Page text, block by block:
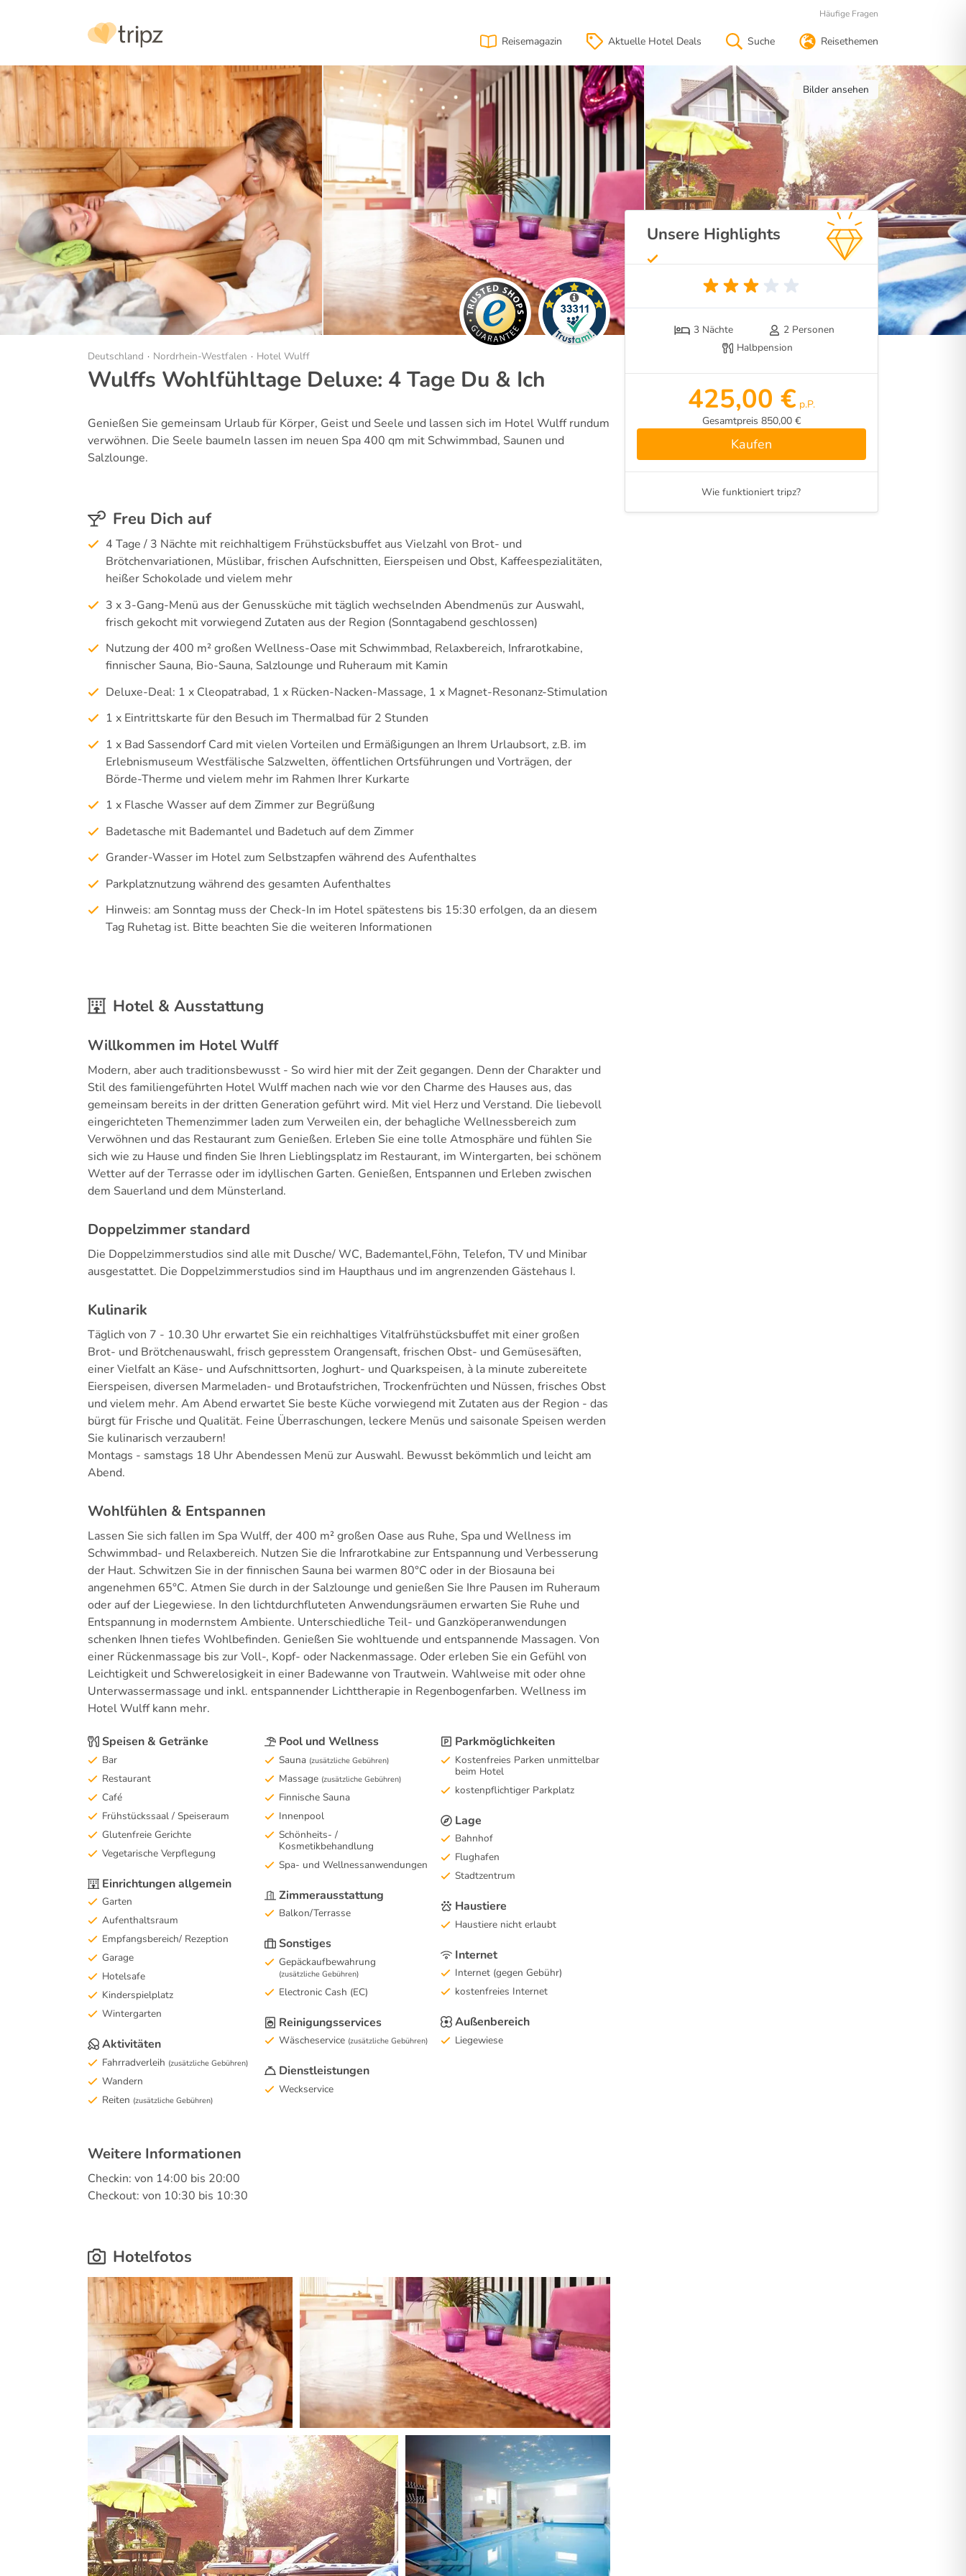
Reisemagazin Aktuelle Hotel Deals Suche Reisethemen
Häufige Fragen
Bilder ansehen
Hotel& Ausstattung Bilder Urlaubsregion Lage & Anfahrt
Deutschland Nordrhein-Westfalen Hotel Wulff
Wulffs Wohlfühltage Deluxe: 4 Tage Du & Ich
Genießen Sie gemeinsam Urlaub für Körper, Geist und Seele und lassen sich im Hotel Wulff rundum
verwöhnen. Die Seele baumeln lassen im neuen Spa 400 qm mit Schwimmbad, Saunen und
Salzlounge.
Freu Dich auf
4 Tage / 3 Nächte mit reichhaltigem Frühstücksbuffet aus Vielzahl von Brot- und
Brötchenvariationen, Müslibar, frischen Aufschnitten, Eierspeisen und Obst, Kaffeespezialitäten,
heißer Schokolade und vielem mehr
3 x 3-Gang-Menü aus der Genussküche mit täglich wechselnden Abendmenüs zur Auswahl,
frisch gekocht mit vorwiegend Zutaten aus der Region (Sonntagabend geschlossen)
Nutzung der 400 m² großen Wellness-Oase mit Schwimmbad, Relaxbereich, Infrarotkabine,
finnischer Sauna, Bio-Sauna, Salzlounge und Ruheraum mit Kamin
Deluxe-Deal: 1 x Cleopatrabad, 1 x Rücken-Nacken-Massage, 1 x Magnet-Resonanz-Stimulation
1 x Eintrittskarte für den Besuch im Thermalbad für 2 Stunden
1 x Bad Sassendorf Card mit vielen Vorteilen und Ermäßigungen an Ihrem Urlaubsort, z.B. im
Erlebnismuseum Westfälische Salzwelten, öffentlichen Ortsführungen und Vorträgen, der
Börde-Therme und vielem mehr im Rahmen Ihrer Kurkarte
1 x Flasche Wasser auf dem Zimmer zur Begrüßung
Badetasche mit Bademantel und Badetuch auf dem Zimmer
Grander-Wasser im Hotel zum Selbstzapfen während des Aufenthaltes
Parkplatznutzung während des gesamten Aufenthaltes
Hinweis: am Sonntag muss der Check-In im Hotel spätestens bis 15:30 erfolgen, da an diesem
Tag Ruhetag ist. Bitte beachten Sie die weiteren Informationen
Hotel & Ausstattung
Willkommen im Hotel Wulff
Modern, aber auch traditionsbewusst - So wird hier mit der Zeit gegangen. Denn der Charakter und
Stil des familiengeführten Hotel Wulff machen nach wie vor den Charme des Hauses aus, das
gemeinsam bereits in der dritten Generation geführt wird. Mit viel Herz und Verstand. Die liebevoll
eingerichteten Themenzimmer laden zum Verweilen ein, der behagliche Wellnessbereich zum
Verwöhnen und das Restaurant zum Genießen. Erleben Sie eine tolle Atmosphäre und fühlen Sie
sich wie zu Hause und finden Sie Ihren Lieblingsplatz im Restaurant, im Wintergarten, bei schönem
Wetter auf der Terrasse oder im idyllischen Garten. Genießen, Entspannen und Erleben zwischen
dem Sauerland und dem Münsterland.
Doppelzimmer standard
Die Doppelzimmerstudios sind alle mit Dusche/ WC, Bademantel,Föhn, Telefon, TV und Minibar
ausgestattet. Die Doppelzimmerstudios sind im Haupthaus und im angrenzenden Gästehaus I.
Kulinarik
Täglich von 7 - 10.30 Uhr erwartet Sie ein reichhaltiges Vitalfrühstücksbuffet mit einer großen
Brot- und Brötchenauswahl, frisch gepresstem Orangensaft, frischen Obst- und Gemüsesäften,
einer Vielfalt an Käse- und Aufschnittsorten, Joghurt- und Quarkspeisen, à la minute zubereitete
Eierspeisen, diversen Marmeladen- und Brotaufstrichen, Trockenfrüchten und Nüssen, frisches Obst
und vielem mehr. Am Abend erwartet Sie beste Küche vorwiegend mit Zutaten aus der Region - das
bürgt für Frische und Qualität. Feine Überraschungen, leckere Menüs und saisonale Speisen werden
Sie kulinarisch verzaubern!
Montags - samstags 18 Uhr Abendessen Menü zur Auswahl. Bewusst bekömmlich und leicht am
Abend.
Wohlfühlen & Entspannen
Lassen Sie sich fallen im Spa Wulff, der 400 m² großen Oase aus Ruhe, Spa und Wellness im
Schwimmbad- und Relaxbereich. Nutzen Sie die Infrarotkabine zur Entspannung und Verbesserung
der Haut. Schwitzen Sie in der finnischen Sauna bei warmen 80°C oder in der Biosauna bei
angenehmen 65°C. Atmen Sie durch in der Salzlounge und genießen Sie Ihre Pausen im Ruheraum
oder auf der Liegewiese. In den lichtdurchfluteten Anwendungsräumen erwarten Sie Ruhe und
Entspannung in modernstem Ambiente. Unterschiedliche Teil- und Ganzköperanwendungen
schenken Ihnen tiefes Wohlbefinden. Genießen Sie wohltuende und entspannende Massagen. Von
einer Rückenmassage bis zur Voll-, Kopf- oder Nackenmassage. Oder erleben Sie ein Gefühl von
Leichtigkeit und Schwerelosigkeit in einer Badewanne von Trautwein. Wahlweise mit oder ohne
Unterwassermassage und inkl. entspannender Lichttherapie in Regenbogenfarben. Wellness im
Hotel Wulff kann mehr.
Speisen & Getränke
Bar
Restaurant
Café
Frühstückssaal / Speiseraum
Glutenfreie Gerichte
Vegetarische Verpflegung
Einrichtungen allgemein
Garten
Aufenthaltsraum
Empfangsbereich/ Rezeption
Garage
Hotelsafe
Kinderspielplatz
Wintergarten
Aktivitäten
Fahrradverleih (zusätzliche Gebühren)
Wandern
Reiten (zusätzliche Gebühren)
Pool und Wellness
Sauna (zusätzliche Gebühren)
Massage (zusätzliche Gebühren)
Finnische Sauna
Innenpool
Schönheits- /
Kosmetikbehandlung
Spa- und Wellnessanwendungen
Zimmerausstattung
Balkon/Terrasse
Sonstiges
Gepäckaufbewahrung
(zusätzliche Gebühren)
Electronic Cash (EC)
Reinigungsservices
Wäscheservice (zusätzliche Gebühren)
Dienstleistungen
Weckservice
Parkmöglichkeiten
Kostenfreies Parken unmittelbar
beim Hotel
kostenpflichtiger Parkplatz
Lage
Bahnhof
Flughafen
Stadtzentrum
Haustiere
Haustiere nicht erlaubt
Internet
Internet (gegen Gebühr)
kostenfreies Internet
Außenbereich
Liegewiese
Weitere Informationen
Checkin: von 14:00 bis 20:00
Checkout: von 10:30 bis 10:30
Hotelfotos
Unsere Highlights
3 Nächte
2 Personen
Halbpension
425,00 € p.P.
Gesamtpreis 850,00 €
Kaufen
Wie funktioniert tripz?